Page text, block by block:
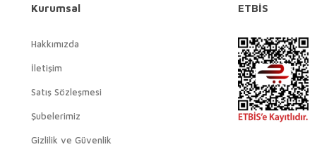
Kurumsal
Hakkımızda
İletişim
Satış Sözleşmesi
Şubelerimiz
Gizlilik ve Güvenlik
ETBİS